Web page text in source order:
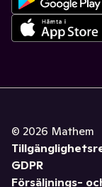
© 2026 Mathem
GDPR
Försäljnings-